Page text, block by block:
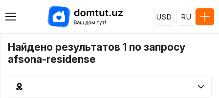
USD RU
Найдено результатов 1 по запросу
afsona-residense